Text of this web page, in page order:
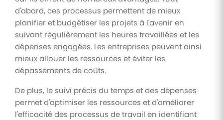
d'abord, ces processus permettent de mieux
planifier et budgétiser les projets à l'avenir en
suivant régulièrement les heures travaillées et les
dépenses engagées. Les entreprises peuvent ainsi
mieux allouer les ressources et éviter les
dépassements de coûts.
De plus, le suivi précis du temps et des dépenses
permet d'optimiser les ressources et d'améliorer
l'efficacité des processus de travail en identifiant